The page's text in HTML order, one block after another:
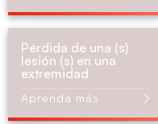
Pérdida de una (s)
lesión (s) en una
extremidad
Aprenda más